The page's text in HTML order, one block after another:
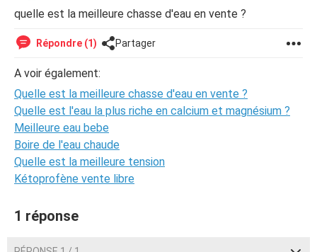
quelle est la meilleure chasse d'eau en vente ?
Répondre (1) Partager
A voir également:
Quelle est la meilleure chasse d'eau en vente ?
Quelle est l'eau la plus riche en calcium et magnésium ?
Meilleure eau bebe
Boire de l'eau chaude
Quelle est la meilleure tension
Kétoprofène vente libre
1 réponse